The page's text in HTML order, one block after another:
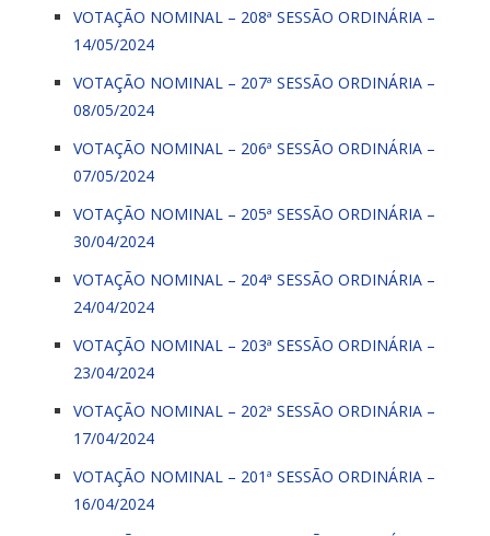
VOTAÇÃO NOMINAL – 208ª SESSÃO ORDINÁRIA –
14/05/2024
VOTAÇÃO NOMINAL – 207ª SESSÃO ORDINÁRIA –
08/05/2024
VOTAÇÃO NOMINAL – 206ª SESSÃO ORDINÁRIA –
07/05/2024
VOTAÇÃO NOMINAL – 205ª SESSÃO ORDINÁRIA –
30/04/2024
VOTAÇÃO NOMINAL – 204ª SESSÃO ORDINÁRIA –
24/04/2024
VOTAÇÃO NOMINAL – 203ª SESSÃO ORDINÁRIA –
23/04/2024
VOTAÇÃO NOMINAL – 202ª SESSÃO ORDINÁRIA –
17/04/2024
VOTAÇÃO NOMINAL – 201ª SESSÃO ORDINÁRIA –
16/04/2024